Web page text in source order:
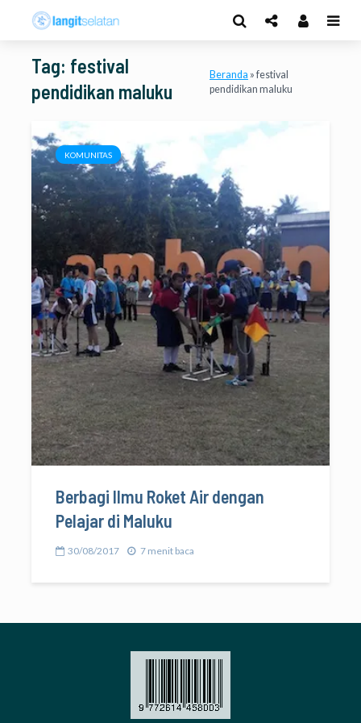
Tag: festival
pendidikan maluku
Beranda » festival
pendidikan maluku
KOMUNITAS
Berbagi Ilmu Roket Air dengan
Pelajar di Maluku
30/08/2017 7 menit baca